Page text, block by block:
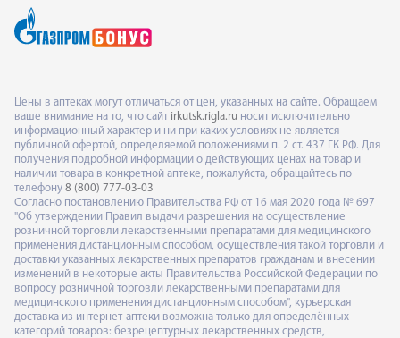
Цены в аптеках могут отличаться от цен, указанных на сайте. Обращаем
ваше внимание на то, что сайт irkutsk.rigla.ru носит исключительно
информационный характер и ни при каких условиях не является
публичной офертой, определяемой положениями п. 2 ст. 437 ГК РФ. Для
получения подробной информации о действующих ценах на товар и
наличии товара в конкретной аптеке, пожалуйста, обращайтесь по
телефону 8 (800) 777-03-03
Согласно постановлению Правительства РФ от 16 мая 2020 года № 697
"Об утверждении Правил выдачи разрешения на осуществление
розничной торговли лекарственными препаратами для медицинского
применения дистанционным способом, осуществления такой торговли и
доставки указанных лекарственных препаратов гражданам и внесении
изменений в некоторые акты Правительства Российской Федерации по
вопросу розничной торговли лекарственными препаратами для
медицинского применения дистанционным способом", курьерская
доставка из интернет-аптеки возможна только для определённых
категорий товаров: безрецептурных лекарственных средств,